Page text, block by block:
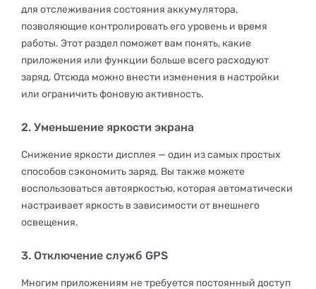
для отслеживания состояния аккумулятора,
позволяющие контролировать его уровень и время
работы. Этот раздел поможет вам понять, какие
приложения или функции больше всего расходуют
заряд. Отсюда можно внести изменения в настройки
или ограничить фоновую активность.
2. Уменьшение яркости экрана
Снижение яркости дисплея — один из самых простых
способов сэкономить заряд. Вы также можете
воспользоваться автояркостью, которая автоматически
настраивает яркость в зависимости от внешнего
освещения.
3. Отключение служб GPS
Многим приложениям не требуется постоянный доступ